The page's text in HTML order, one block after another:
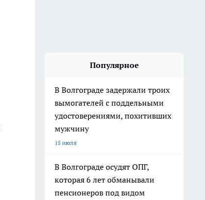
Популярное
В Волгограде задержали троих
вымогателей с поддельными
удостоверениями, похитивших
мужчину
15 июля
В Волгограде осудят ОПГ,
которая 6 лет обманывали
пенсионеров под видом